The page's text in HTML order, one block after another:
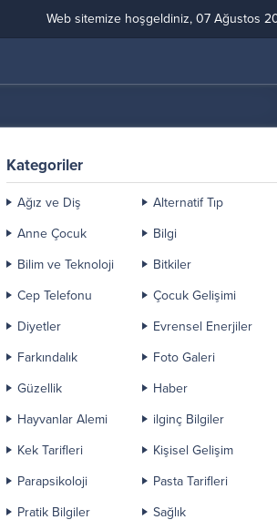
Web sitemize hoşgeldiniz, 07 Ağustos
Kategoriler
Ağız ve Diş
Alternatif Tıp
Anne Çocuk
Bilgi
Bilim ve Teknoloji
Bitkiler
Cep Telefonu
Çocuk Gelişimi
Diyetler
Evrensel Enerjiler
Farkındalık
Foto Galeri
Güzellik
Haber
Hayvanlar Alemi
ilginç Bilgiler
Kek Tarifleri
Kişisel Gelişim
Parapsikoloji
Pasta Tarifleri
Pratik Bilgiler
Sağlık